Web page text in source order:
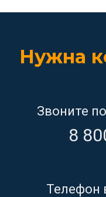
Нужна
Звоните
8
Телефон